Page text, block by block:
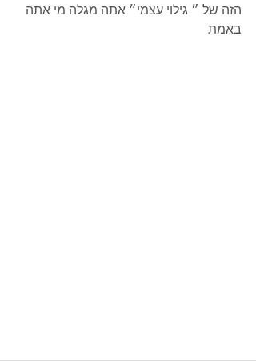
הזה של ״ גילוי עצמי״ אתה מגלה מי אתה
באמת